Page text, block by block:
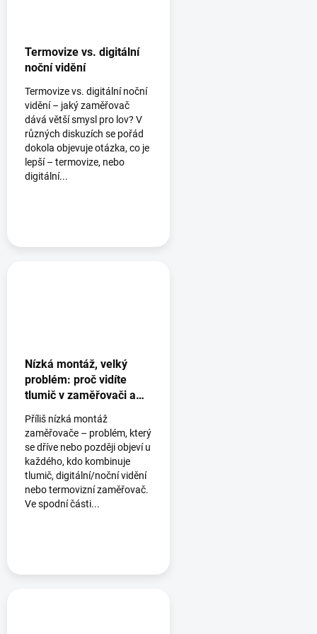
Termovize vs. digitální
noční vidění
Termovize vs. digitální noční
vidění – jaký zaměřovač
dává větší smysl pro lov? V
různých diskuzích se pořád
dokola objevuje otázka, co je
lepší – termovize, nebo
digitální...
Nízká montáž, velký
problém: proč vidíte
tlumič v zaměřovači a
Příliš nízká montáž
zaměřovače – problém, který
se dříve nebo později objeví u
každého, kdo kombinuje
tlumič, digitální/noční vidění
nebo termovizní zaměřovač.
Ve spodní části...